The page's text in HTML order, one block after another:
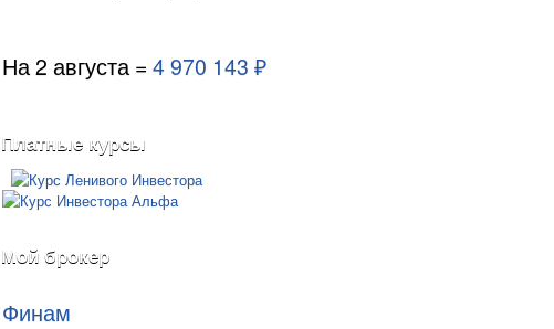
На 2 августа = 4 970 143 ₽
Платные курсы
Мой брокер
Финам